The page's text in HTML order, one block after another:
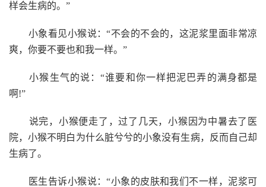
样会生病的。”
小象看见小猴说：“不会的不会的，这泥浆里面非常凉
爽，你要不要也和我一样。”
小猴生气的说：“谁要和你一样把泥巴弄的满身都是
啊!”
说完，小猴便走了，过了几天，小猴因为中暑去了医
院，小猴不明白为什么脏兮兮的小象没有生病，反而自己却
生病了。
医生告诉小猴说：“小象的皮肤和我们不一样，泥浆可